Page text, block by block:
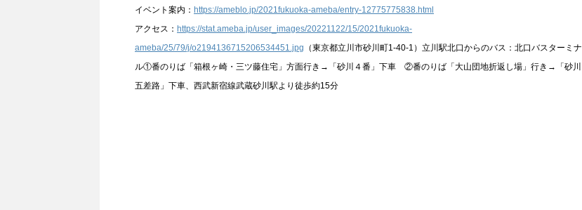
イベント案内： https://ameblo.jp/2021fukuoka-ameba/entry-12775775838.html
アクセス： https://stat.ameba.jp/user_images/20221122/15/2021fukuoka-
ameba/25/79/j/o2194136715206534451.jpg （東京都立川市砂川町1-40-1）立川駅北口からのバス：北口バスターミナ
ル①番のりば「箱根ヶ崎・三ツ藤住宅」方面行き→「砂川４番」下車 ②番のりば「大山団地折返し場」行き→「砂川
五差路」下車、西武新宿線武蔵砂川駅より徒歩約15分